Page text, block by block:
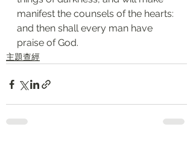
manifest the counsels of the hearts:
and then shall every man have
praise of God.
主題查經